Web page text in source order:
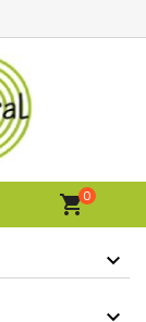
shopping_cart0